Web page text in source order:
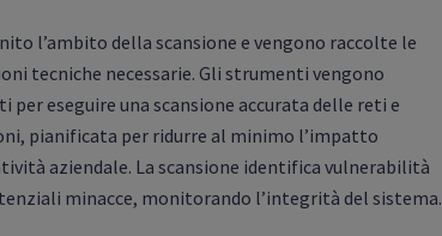
l’ambito della scansione e vengono raccolte le
tecniche necessarie. Gli strumenti vengono
per eseguire una scansione accurata delle reti e
pianificata per ridurre al minimo l’impatto
aziendale. La scansione identifica vulnerabilità
minacce, monitorando l’integrità del sistema.